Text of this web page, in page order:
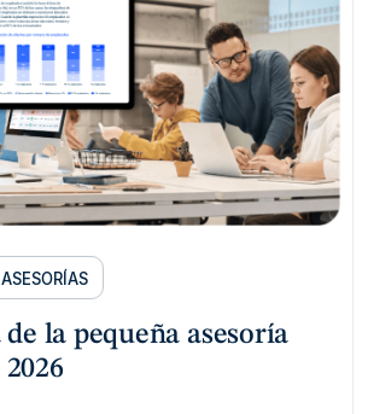
la pequeña asesoría